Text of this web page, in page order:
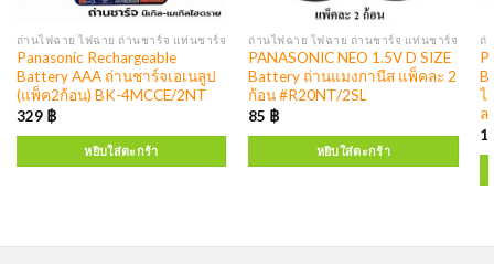
ถ่านไฟฉาย ไฟฉาย ถ่านชาร์จ แท่นชาร์จ
Panasonic Rechargeable
Battery AAA ถ่านชาร์จเอเนลูป
(แพ็ค2ก้อน) BK-4MCCE/2NT
329 ฿
หยิบใส่ตะกร้า
ถ่านไฟฉาย ไฟฉาย ถ่านชาร์จ แท่นชาร์จ
PANASONIC NEO 1.5V D SIZE
Battery ถ่านแมงกานีส แพ็คละ 2
ก้อน #R20NT/2SL
85 ฿
หยิบใส่ตะกร้า
ถ่
ไ
ล